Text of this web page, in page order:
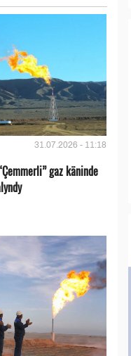
31.07.2026 - 11:18
gaz käninde